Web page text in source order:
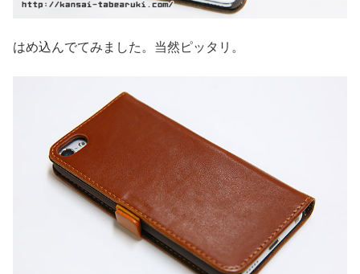
はめ込んでてみました。当然ピッタリ。